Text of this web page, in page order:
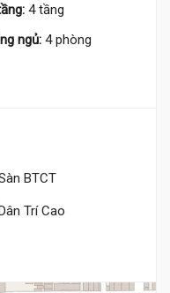
4 tầng
ngủ: 4 phòng
BTCT
Trí Cao